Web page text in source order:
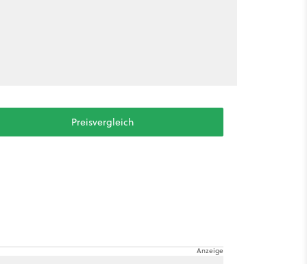
Preisvergleich